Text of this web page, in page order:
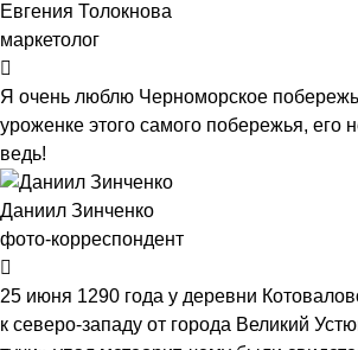
Евгения Толокнова
маркетолог
Я очень люблю Черноморское
уроженке этого самого побережья, его
ведь!
Даниил Зинченко
фото-корреспондент
25 июня 1290 года у деревни
к северо-западу от города Великий